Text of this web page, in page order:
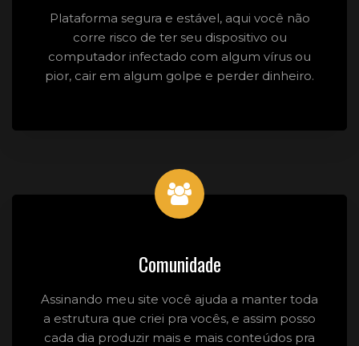
Plataforma segura e estável, aqui você não
corre risco de ter seu dispositivo ou
computador infectado com algum vírus ou
pior, cair em algum golpe e perder dinheiro.
Comunidade
Assinando meu site você ajuda a manter toda
a estrutura que criei pra vocês, e assim posso
cada dia produzir mais e mais conteúdos pra